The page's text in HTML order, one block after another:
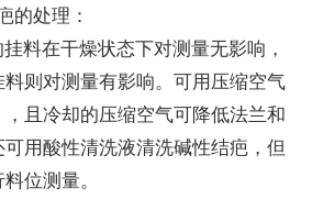
的处理：
料在干燥状态下对测量无影响，
则对测量有影响。可用压缩空气
且冷却的压缩空气可降低法兰和
用酸性清洗液清洗碱性结疤，但
位测量。